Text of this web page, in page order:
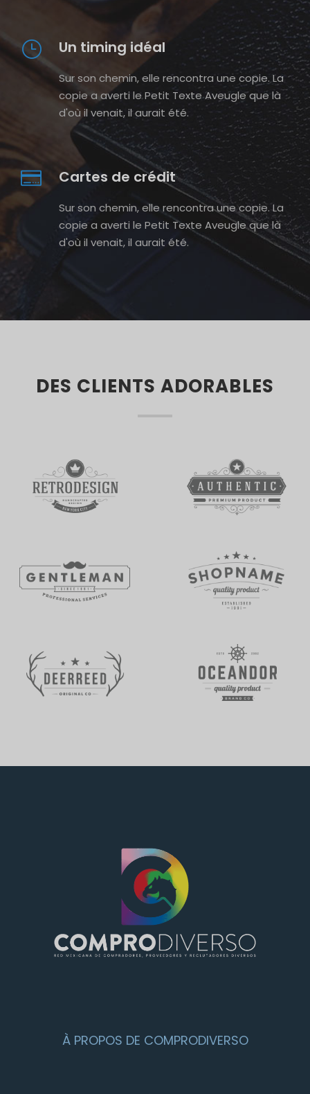
Un timing idéal
Sur son chemin, elle rencontra une copie. La
copie a averti le Petit Texte Aveugle que là
d'où il venait, il aurait été.
Cartes de crédit
Sur son chemin, elle rencontra une copie. La
copie a averti le Petit Texte Aveugle que là
d'où il venait, il aurait été.
DES CLIENTS ADORABLES
À PROPOS DE COMPRODIVERSO